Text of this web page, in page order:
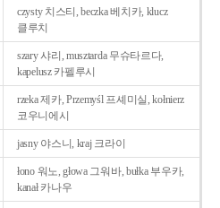
czysty 치스티, beczka 베치카, klucz
클루치
szary 샤리, musztarda 무슈타르다,
kapelusz 카펠루시
rzeka 제카, Przemyśl 프셰미실, kołnierz
코우니에시
jasny 야스니, kraj 크라이
łono 워노, głowa 그워바, bułka 부우카,
kanał 카나우